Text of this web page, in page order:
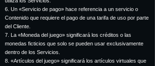
6. Un «Servicio de pago» hace referencia a un servicio o
Contenido que requiere el pago de una tarifa de uso por parte
del Cliente.
7. La «Moneda del juego» significará los créditos o las
monedas ficticios que solo se pueden usar exclusivamente
dentro de los Servicios.
8. «Artículos del juego» significará los artículos virtuales que